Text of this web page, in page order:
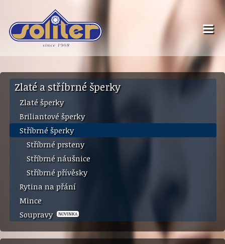
Zlaté a stříbrné šperky
Zlaté šperky
Briliantové šperky
Stříbrné šperky
Stříbrné prsteny
Stříbrné náušnice
Stříbrné přívěsky
Rytina na přání
Mince
Soupravy
NOVINKA